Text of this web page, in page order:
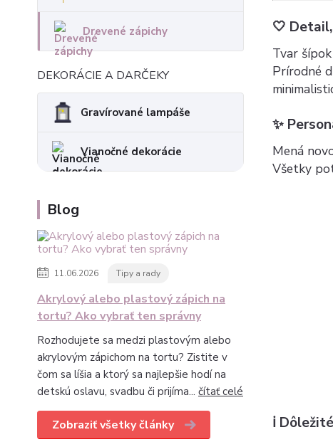
Drevené zápichy
DEKORÁCIE A DARČEKY
Gravírované lampáše
Vianočné dekorácie
Blog
11.06.2026 Tipy a rady
Akrylový alebo plastový zápich na
tortu? Ako vybrať ten správny
Rozhodujete sa medzi plastovým alebo
akrylovým zápichom na tortu? Zistite v
čom sa líšia a ktorý sa najlepšie hodí na
detskú oslavu, svadbu či prijíma... čítať celé
Zobraziť všetky články
🤍
Tvar
Prírodné
✨
Mená
Všetky
ℹ️